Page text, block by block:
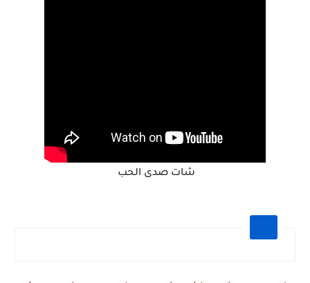
شات صدى الحب